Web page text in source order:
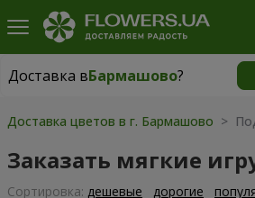
Доставка вБармашово?
Доставка вБармашово|
Доставка цветов в г. Бармашово >
Заказать мягкие
Cортировка: дешевые дорогие